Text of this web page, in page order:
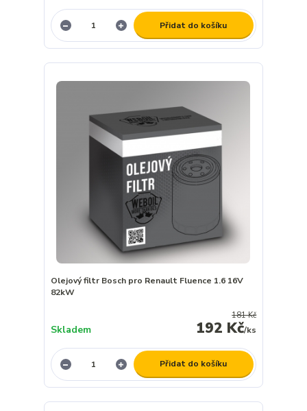
Přidat do košíku
Olejový filtr Bosch pro Renault Fluence 1.6 16V
82kW
181 Kč
192 Kč/ks
Skladem
Přidat do košíku